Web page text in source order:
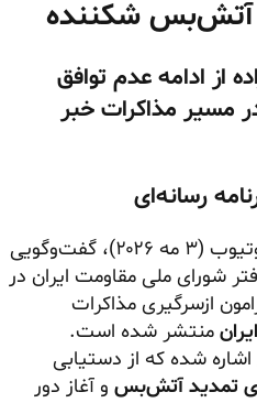
آتش‌بس شکننده
از ادامه عدم توافق
مسیر مذاکرات خبر
رسانه‌ای
در برنامه «استیو گروبر» در یوتیوب (۳ مه ۲۰۲۶)، گفت‌وگویی
شورای ملی مقاومت ایران در
ازسرگیری مذاکرات
منتشر شده است.
اشاره شده که از دستیابی
تمدید آتش‌بس و آغاز دور